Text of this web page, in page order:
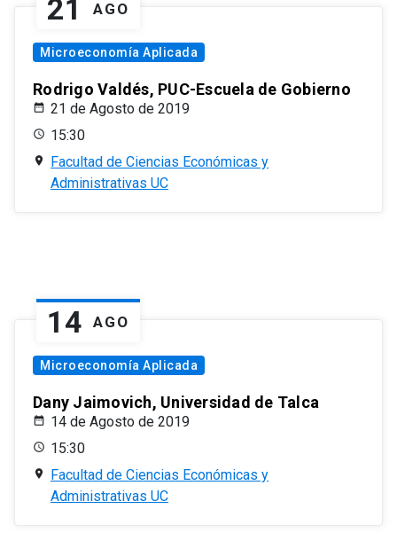
21 AGO
Microeconomía Aplicada
Rodrigo Valdés, PUC-Escuela de Gobierno
21 de Agosto de 2019
15:30
Facultad de Ciencias Económicas y
Administrativas UC
14 AGO
Microeconomía Aplicada
Dany Jaimovich, Universidad de Talca
14 de Agosto de 2019
15:30
Facultad de Ciencias Económicas y
Administrativas UC